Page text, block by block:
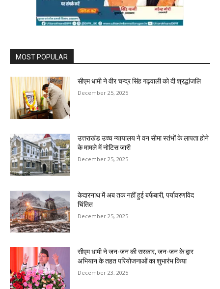
MOST POPULAR
सीएम धामी ने वीर चन्द्र सिंह गढ़वाली को दी श्रद्धांजलि
December 25, 2025
उत्तराखंड उच्च न्यायालय ने वन सीमा स्तंभों के लापता होने
के मामले में नोटिस जारी
December 25, 2025
केदारनाथ में अब तक नहीं हुई बर्फबारी, पर्यावरणविद
चिंतित
December 25, 2025
सीएम धामी ने जन-जन की सरकार, जन-जन के द्वार
अभियान के तहत परियोजनाओं का शुभारंभ किया
December 23, 2025